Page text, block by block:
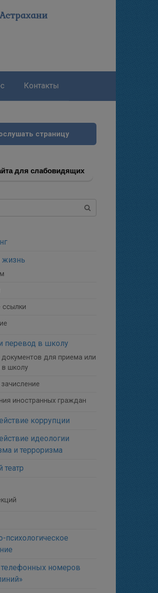
Контакты
страницу
для слабовидящих
жизнь
ссылки
перевод в школу
документов для приема или
в школу
иностранных граждан
коррупции
идеологии
и терроризма
психологическое
номеров